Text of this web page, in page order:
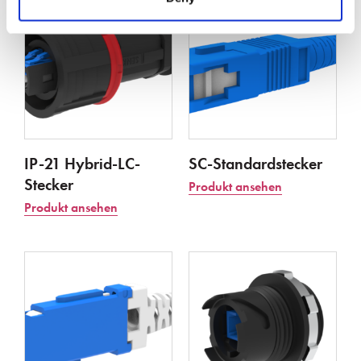
IP-21 Hybrid-LC-
Stecker
Produkt ansehen
SC-Standardstecker
Produkt ansehen